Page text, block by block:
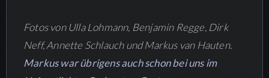
Fotos von Ulla Lohmann, Benjamin Regge, Dirk
Neff, Annette Schlauch und Markus van Hauten.
Markus war übrigens auch schon bei uns im